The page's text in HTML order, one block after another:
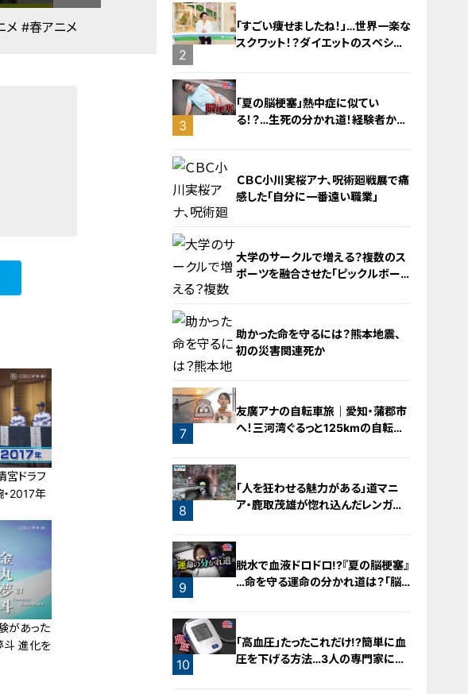
メ #春アニメ
宮ドラフ
2017年
があった
斗 進化を
2
「すごい痩せましたね！」…世界一楽な
スクワット！？ダイエットのスペシャ
3
「夏の脳梗塞」熱中症に似てい
る！？…生死の分かれ道！経験者から
4
ＣＢＣ小川実桜アナ、呪術廻戦展で痛
感した「自分に一番遠い職業」
5
大学のサークルで増える？複数のス
ポーツを融合させた「ピックルボー
6
助かった命を守るには？熊本地震、
初の災害関連死か
7
友廣アナの自転車旅｜愛知・蒲郡市
へ！三河湾ぐるっと125kmの自転車
8
「人を狂わせる魅力がある」道マニ
ア・鹿取茂雄が惚れ込んだレンガの
9
脱水で血液ドロドロ!?『夏の脳梗塞』
…命を守る運命の分かれ道は？「脳
10
「高血圧」たったこれだけ!?簡単に血
圧を下げる方法…3人の専門家に学